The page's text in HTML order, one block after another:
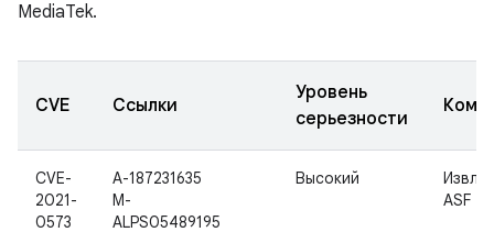
MediaTek.
CVE Ссылки
Уровень
серьезности
CVE-
2021-
0573
A-187231635
M-
ALPS05489195
Высокий
ASF